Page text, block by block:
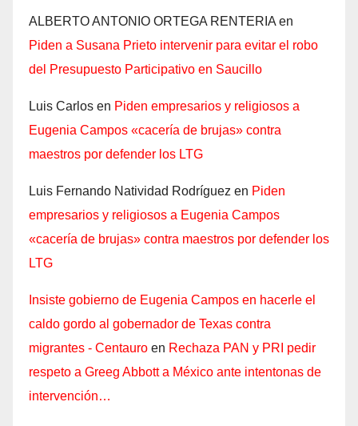
ALBERTO ANTONIO ORTEGA RENTERIA en
Piden a Susana Prieto intervenir para evitar el robo
del Presupuesto Participativo en Saucillo
Luis Carlos en Piden empresarios y religiosos a
Eugenia Campos «cacería de brujas» contra
maestros por defender los LTG
Luis Fernando Natividad Rodríguez en Piden
empresarios y religiosos a Eugenia Campos
«cacería de brujas» contra maestros por defender los
LTG
Insiste gobierno de Eugenia Campos en hacerle el
caldo gordo al gobernador de Texas contra
migrantes - Centauro en Rechaza PAN y PRI pedir
respeto a Greeg Abbott a México ante intentonas de
intervención…